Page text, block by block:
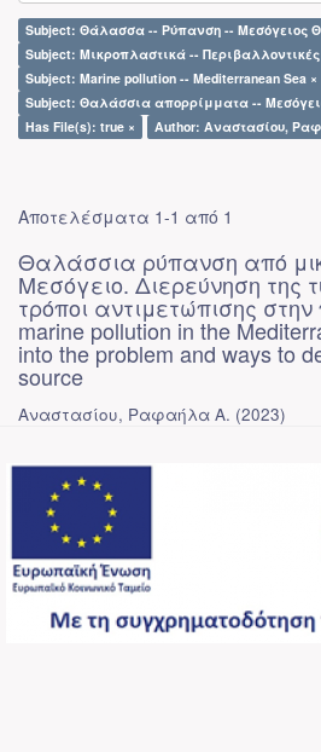
Subject: Θάλασσα -- Ρύπανση -- Μεσόγειος
Subject: Μικροπλαστικά --
Subject: Marine pollution -- Mediterranean Sea ×
Subject: Θαλάσσια απορρίμματα --
Has File(s): true ×
Author: Αναστασίου,
Αποτελέσματα 1-1 από 1
Θαλάσσια ρύπανση από
Μεσόγειο. Διερεύνηση της
τρόποι αντιμετώπισης
marine pollution in the
into the problem and ways to
source
Αναστασίου, Ραφαήλα Α. (2023)